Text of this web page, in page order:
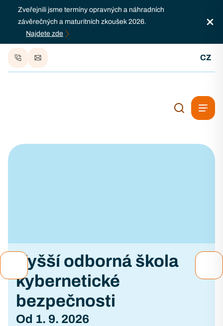
Zveřejnili jsme termíny opravných a náhradních
závěrečných a maturitních zkoušek 2026.
Najdete zde
CZ
Vyšší odborná škola
kybernetické
bezpečnosti
Od 1. 9. 2026